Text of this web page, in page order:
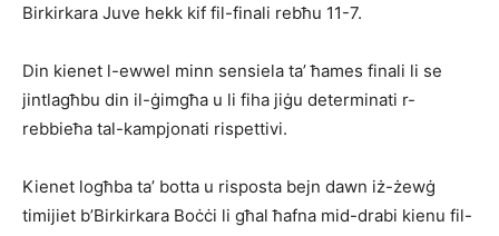
Birkirkara Juve hekk kif fil-finali rebħu 11-7.
Din kienet l-ewwel minn sensiela ta’ ħames finali li se
jintlagħbu din il-ġimgħa u li fiha jiġu determinati r-
rebbieħa tal-kampjonati rispettivi.
Kienet logħba ta’ botta u risposta bejn dawn iż-żewġ
timijiet b’Birkirkara Boċċi li għal ħafna mid-drabi kienu fil-